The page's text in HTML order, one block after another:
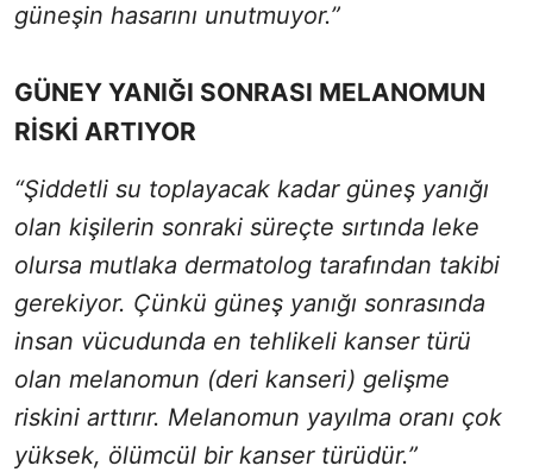
güneşin hasarını unutmuyor.”
GÜNEY YANIĞI SONRASI MELANOMUN
RİSKİ ARTIYOR
“Şiddetli su toplayacak kadar güneş yanığı
olan kişilerin sonraki süreçte sırtında leke
olursa mutlaka dermatolog tarafından takibi
gerekiyor. Çünkü güneş yanığı sonrasında
insan vücudunda en tehlikeli kanser türü
olan melanomun (deri kanseri) gelişme
riskini arttırır. Melanomun yayılma oranı çok
yüksek, ölümcül bir kanser türüdür.”